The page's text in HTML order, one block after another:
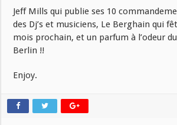
Jeff Mills qui publie ses 10
des Dj’s et musiciens, Le Berghain qui
mois prochain, et un parfum à l’odeur
Berlin !!
Enjoy.